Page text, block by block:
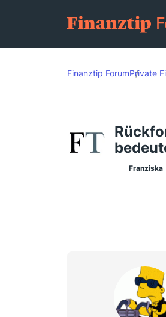
Finanztip ForumPrivate
Franziska